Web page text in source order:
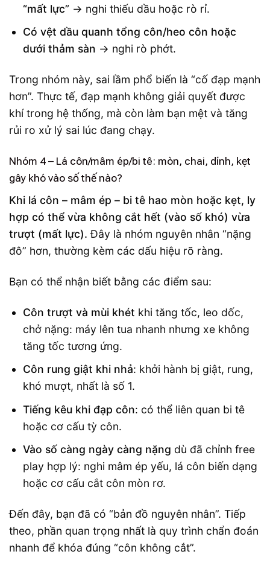
“mất lực” → nghi thiếu dầu hoặc rò rỉ.
Có vệt dầu quanh tổng côn/heo côn hoặc
dưới thảm sàn → nghi rò phớt.
Trong nhóm này, sai lầm phổ biến là “cố đạp mạnh
hơn”. Thực tế, đạp mạnh không giải quyết được
khí trong hệ thống, mà còn làm bạn mệt và tăng
rủi ro xử lý sai lúc đang chạy.
Nhóm 4 – Lá côn/mâm ép/bi tê: mòn, chai, dính, kẹt
gây khó vào số thế nào?
Khi lá côn – mâm ép – bi tê hao mòn hoặc kẹt, ly
hợp có thể vừa không cắt hết (vào số khó) vừa
trượt (mất lực). Đây là nhóm nguyên nhân “nặng
đô” hơn, thường kèm các dấu hiệu rõ ràng.
Bạn có thể nhận biết bằng các điểm sau:
Côn trượt và mùi khét khi tăng tốc, leo dốc,
chở nặng: máy lên tua nhanh nhưng xe không
tăng tốc tương ứng.
Côn rung giật khi nhả: khởi hành bị giật, rung,
khó mượt, nhất là số 1.
Tiếng kêu khi đạp côn: có thể liên quan bi tê
hoặc cơ cấu tỳ côn.
Vào số càng ngày càng nặng dù đã chỉnh free
play hợp lý: nghi mâm ép yếu, lá côn biến dạng
hoặc cơ cấu cắt côn mòn rơ.
Đến đây, bạn đã có “bản đồ nguyên nhân”. Tiếp
theo, phần quan trọng nhất là quy trình chẩn đoán
nhanh để khóa đúng “côn không cắt”.